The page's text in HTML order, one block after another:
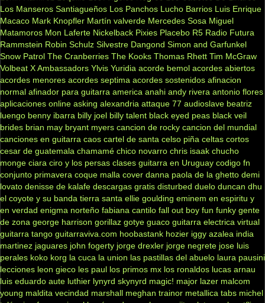
Los Manseros Santiagueños Los Panchos Lucho Barrios Luis Enrique
Macaco Mark Knopfler Martín valverde Mercedes Sosa Miguel
Matamoros Mon Laferte Nickelback Pixies Placebo R5 Radio Futura
Rammstein Robin Schulz Silvestre Dangond Simon and Garfunkel
Snow Patrol The Cranberries The Kooks Thomas Rhett Tim McGraw
Volbeat X Ambassadors Ylvis Yuridia acorde bemol acordes abiertos
acordes menores acordes septima acordes sostenidos afinacion
normal afinador para guitarra america anahi andy rivera antonio flores
aplicaciones online asking alexandria attaque 77 audioslave beatriz
luengo benny ibarra billy joel billy talent black eyed peas black veil
brides brian may bryant myers cancion de rocky cancion del mundial
canciones en guitarra caos cartel de santa celso piña celtas cortos
cesar de guatemala chamamé chico novarro chris isaak chucho
monge ciara ciro y los persas clases guitarra en Uruguay codigo fn
conjunto primavera coque malla cover danna paola de la ghetto demi
lovato denisse de kalafe descargas gratis disturbed duelo duncan dhu
el coyote y su banda tierra santa ellie goulding eminem en espiritu y
en verdad enigma norteño fabiana cantilo fall out boy fun funky gente
de zona george harrison gorillaz gotye guaco guitarra electrica virtual
guitarra tango guitarraviva.com hoobastank hozier iggy azalea india
martinez jaguares john fogerty jorge drexler jorge negrete jose luis
perales koko korg la cuca la union las pastillas del abuelo laura pausini
lecciones leon gieco les paul los primos mx los ronaldos lucas arnau
luis eduardo aute luthier lynyrd skynyrd magic! major lazer malcom
young maldita vecindad marshall meghan trainor metallica tabs michel